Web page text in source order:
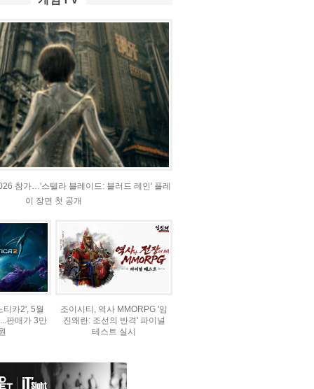
참가…'스텔라 블레이드: 블러드 레인' 플레
이 장면 첫 공개
티카2', 5월
판매가 3만
조이시티, 역사 MMORPG '임
진왜란: 조선의 반격' 파이널
테스트 실시